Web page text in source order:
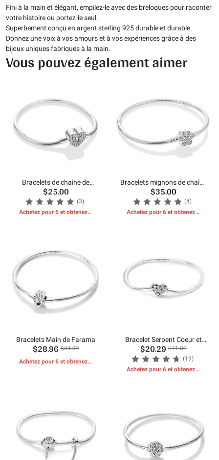
Fini à la main et élégant, empilez-le avec des breloques pour raconter
votre histoire ou portez-le seul.
Superbement conçu en argent sterling 925 durable et durable.
Donnez une voix à vos amours et à vos expériences grâce à des
bijoux uniques fabriqués à la main.
Vous pouvez également aimer
Bracelets de chaîne de
serpent en forme de coeur
$25.00
(3)
Achetez pour 6 et obtenez 1
Bracelets mignons de chaîne
de serpent de griffe
$35.00
(4)
Achetez pour 6 et obtenez 1
Bracelets Main de Farama
$28.96 $34.99
Achetez pour 6 et obtenez 1
Bracelet Serpent Coeur et
Pierre
$20.29 $41.00
(19)
Achetez pour 6 et obtenez 1